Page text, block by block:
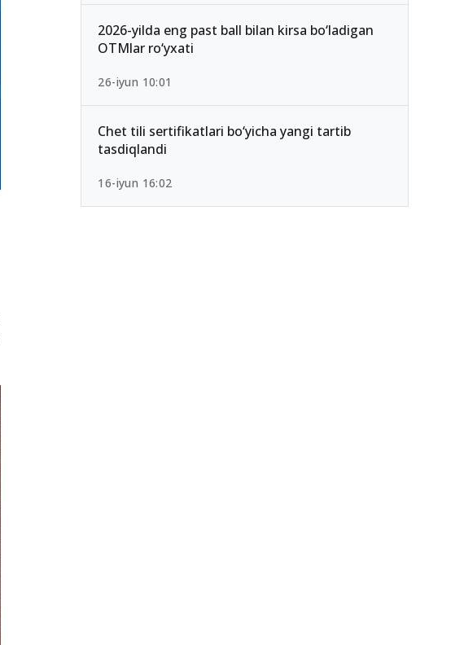
2026-yilda eng past ball bilan kirsa bo‘ladigan
OTMlar ro‘yxati
26-iyun 10:01
Chet tili sertifikatlari bo‘yicha yangi tartib
tasdiqlandi
16-iyun 16:02